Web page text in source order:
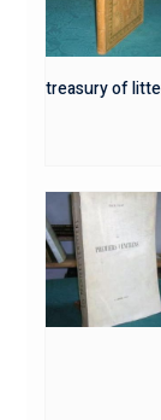
treasury of